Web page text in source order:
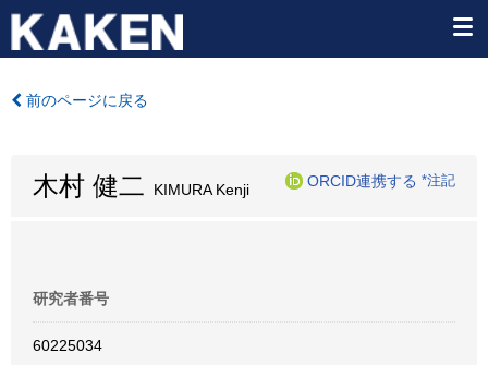
前のページに戻る
木村 健二 KIMURA Kenji
ORCID連携する *注記
研究者番号
60225034